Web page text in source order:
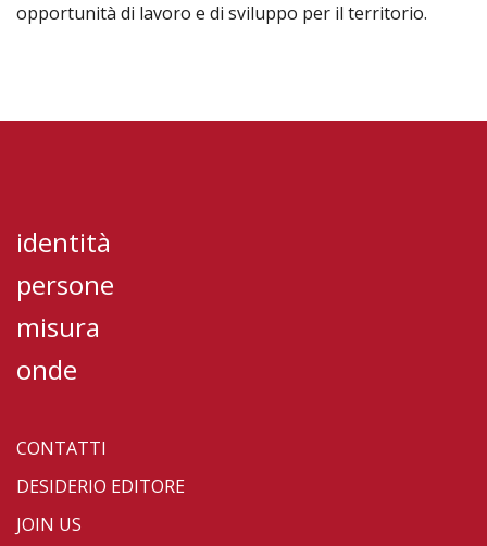
opportunità di lavoro e di sviluppo per il territorio.
identità
persone
misura
onde
CONTATTI
DESIDERIO EDITORE
JOIN US